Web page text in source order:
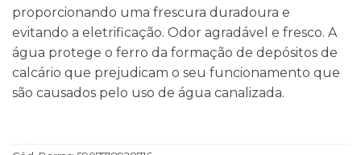
proporcionando uma frescura duradoura e
evitando a eletrificação. Odor agradável e fresco. A
água protege o ferro da formação de depósitos de
calcário que prejudicam o seu funcionamento que
são causados pelo uso de água canalizada.